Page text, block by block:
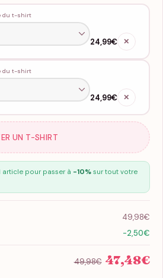
du t-shirt
24,99€ ✕
du t-shirt
24,99€ ✕
UN T-SHIRT
article pour passer à -10%sur tout votre
49,98€
-2,50€
49,98€ 47,48€